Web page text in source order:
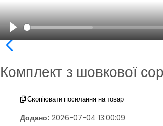
Play
Комплект з шовкової
Скопіювати посилання на товар
Додано: 2026-07-04 13:00:09